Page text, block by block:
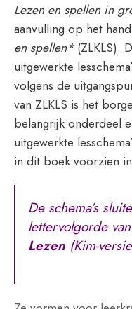
aansluitend
bij
Veilig
Leren
Lezen
(Kim-
versie)
aantal
Lezen en spellen in
aanvulling op het
en spellen*(ZLKLS).
uitgewerkte
volgens de
van ZLKLS is het
belangrijk onderdeel
uitgewerkte
in dit boek voorzien
De schema’s
lettervolgorde van
Lezen (Kim-